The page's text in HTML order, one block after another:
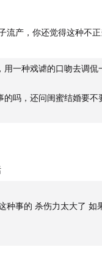
流产，你还觉得这种不
用一种戏谑的口吻去调侃
吗，还问闺蜜结婚要不
种事的 杀伤力太大了 如